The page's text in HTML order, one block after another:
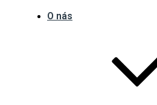
O nás